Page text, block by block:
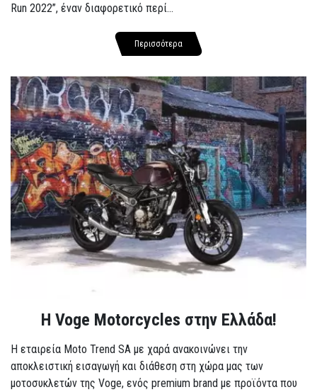
Run 2022”, έναν διαφορετικό περί...
Περισσότερα
H Voge Motorcycles στην Ελλάδα!
Η εταιρεία Moto Trend SA με χαρά ανακοινώνει την
αποκλειστική εισαγωγή και διάθεση στη χώρα μας των
μοτοσυκλετών της Voge, ενός premium brand με προϊόντα που